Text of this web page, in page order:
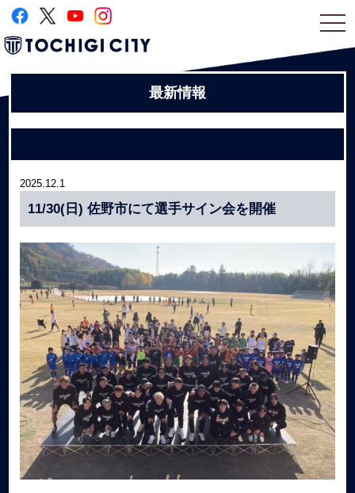
最新情報
2025.12.1
11/30(日) 佐野市にて選手サイン会を開催